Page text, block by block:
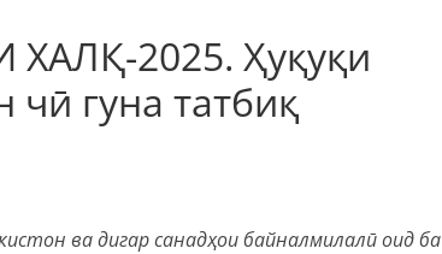
2025. Ҳуқуқи
гуна татбиқ
ва дигар санадҳои байналмилалӣ оид ба